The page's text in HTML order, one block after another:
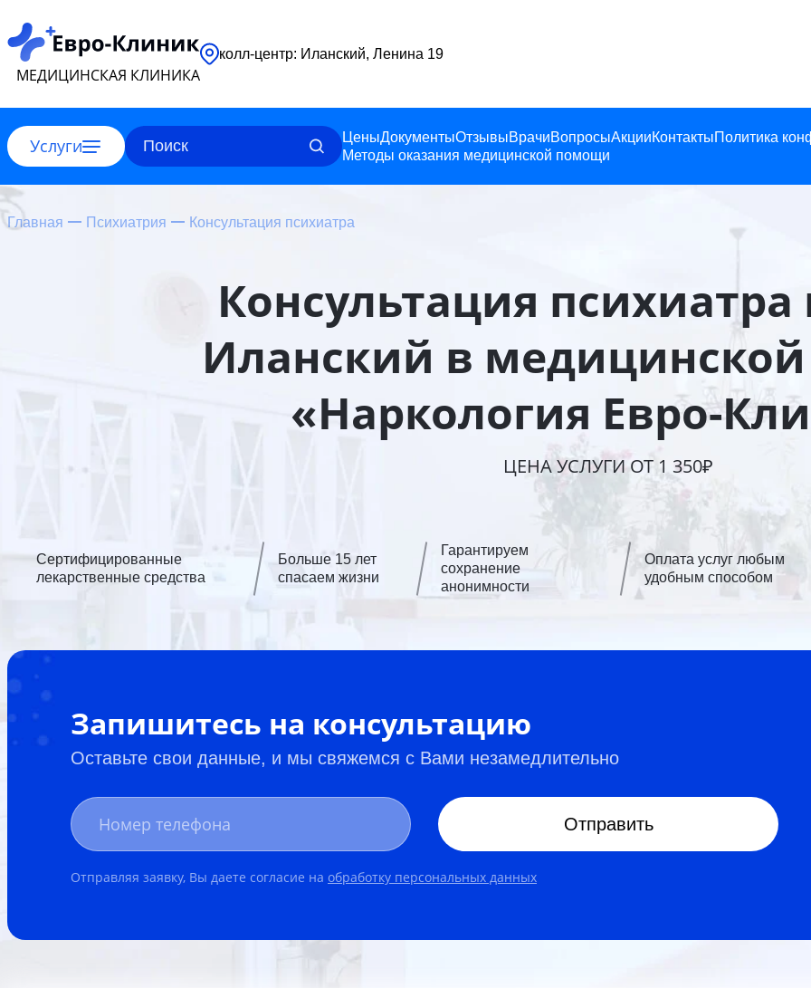
МЕДИЦИНСКАЯ КЛИНИКА
колл-центр: Иланский, Ленина 19
Услуги ЦеныДокументыОтзывыВрачиВопросыАкцииКонтактыПолитика
Методы оказания медицинской помощи
Главная Психиатрия Консультация психиатра
Консультация психиатра
Иланский в
«Наркология Евро-
ЦЕНА УСЛУГИ ОТ 1 350₽
Сертифицированные
лекарственные средства
Больше 15 лет
спасаем жизни
Гарантируем
сохранение
анонимности
Оплата услуг любым
удобным способом
Запишитесь на консультацию
Оставьте свои данные, и мы свяжемся с Вами незамедлительно
Отправить
Отправляя заявку, Вы даете согласие на обработку персональных данных